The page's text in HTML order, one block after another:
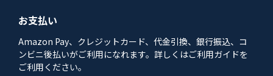
お支払い
Amazon Pay、クレジットカード、代金引換、銀行振込、コ
ンビニ後払いがご利用になれます。詳しくはご利用ガイドを
ご利用ください。